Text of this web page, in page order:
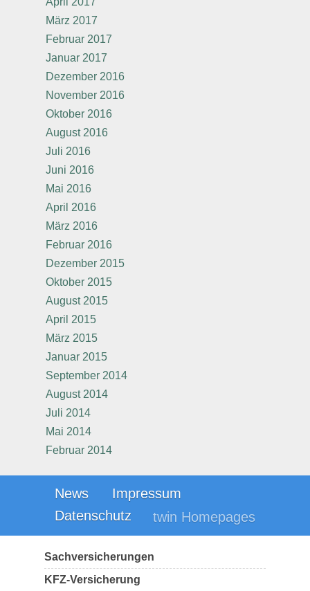
März 2017
Februar 2017
Januar 2017
Dezember 2016
November 2016
Oktober 2016
August 2016
Juli 2016
Juni 2016
Mai 2016
April 2016
März 2016
Februar 2016
Dezember 2015
Oktober 2015
August 2015
April 2015
März 2015
Januar 2015
September 2014
August 2014
Juli 2014
Mai 2014
Februar 2014
News
Impressum
Datenschutz
twin Homepages
Sachversicherungen
KFZ-Versicherung